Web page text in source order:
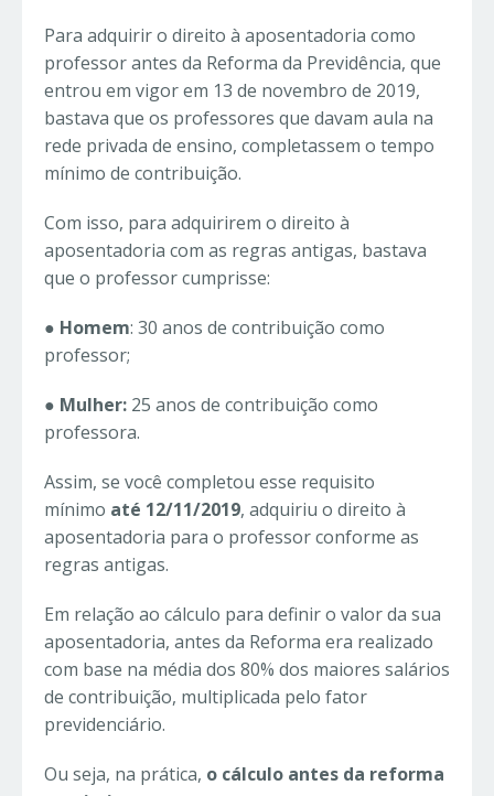
Para adquirir o direito à aposentadoria como
professor antes da Reforma da Previdência, que
entrou em vigor em 13 de novembro de 2019,
bastava que os professores que davam aula na
rede privada de ensino, completassem o tempo
mínimo de contribuição.
Com isso, para adquirirem o direito à
aposentadoria com as regras antigas, bastava
que o professor cumprisse:
● Homem: 30 anos de contribuição como
professor;
● Mulher: 25 anos de contribuição como
professora.
Assim, se você completou esse requisito
mínimo até 12/11/2019, adquiriu o direito à
aposentadoria para o professor conforme as
regras antigas.
Em relação ao cálculo para definir o valor da sua
aposentadoria, antes da Reforma era realizado
com base na média dos 80% dos maiores salários
de contribuição, multiplicada pelo fator
previdenciário.
Ou seja, na prática, o cálculo antes da reforma